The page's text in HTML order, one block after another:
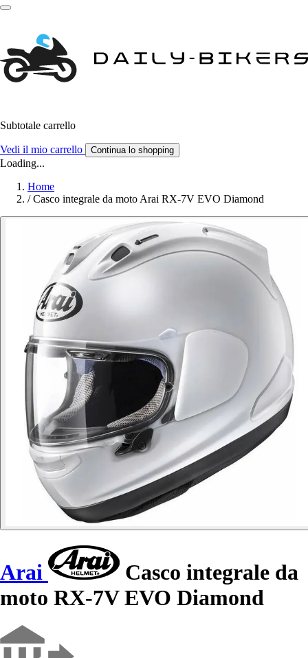
Subtotale carrello
Vedi il mio carrello Continua lo shopping
Loading...
Home
/ Casco integrale da moto Arai RX-7V EVO Diamond
Arai
Casco integrale da
moto RX-7V EVO Diamond